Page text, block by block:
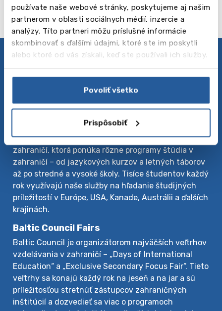
používate naše webové stránky, poskytujeme aj našim
partnerom v oblasti sociálnych médií, inzercie a
analýzy. Títo partneri môžu príslušné informácie
skombinovať s ďalšími údajmi, ktoré ste im poskytli
alebo ktoré od vás získali, keď ste používali ich služby.
Povoliť všetko
Prispôsobiť
Sledujte nás
O nás
Baltic Council for International Education je vedúca
agentúra v strednej Európe, pre štúdium v
zahraničí, ktorá ponúka rôzne programy štúdia v
zahraničí – od jazykových kurzov a letných táborov
až po stredné a vysoké školy. Tisíce študentov každý
rok využívajú naše služby na hľadanie študijných
príležitostí v Európe, USA, Kanade, Austrálii a ďalších
krajinách.
Baltic Council Fairs
Baltic Council je organizátorom najväčších veľtrhov
vzdelávania v zahraničí – „Days of International
Education“ a „Exclusive Secondary Focus Fair“. Tieto
veľtrhy sa konajú každý rok na jeseň a na jar a sú
príležitosťou stretnúť zástupcov zahraničných
inštitúcií a dozvedieť sa viac o programoch